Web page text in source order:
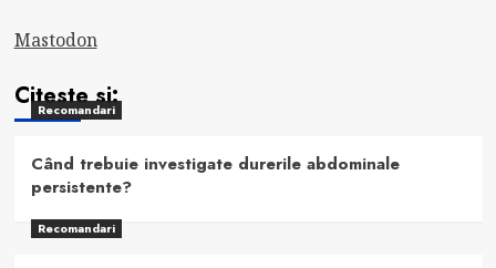
Mastodon
Citeste si:
Recomandari
Când trebuie investigate durerile abdominale
persistente?
Recomandari